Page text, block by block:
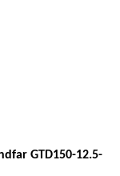
GTD150-12.5-